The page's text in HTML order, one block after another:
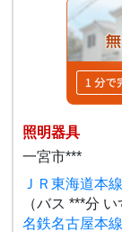
照明器具
一宮市***
ＪＲ東海道本
（バス ***分
名鉄名古屋本